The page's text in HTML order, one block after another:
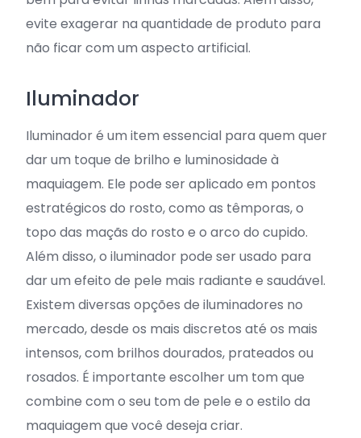
evite exagerar na quantidade de produto para
não ficar com um aspecto artificial.
Iluminador
Iluminador é um item essencial para quem quer
dar um toque de brilho e luminosidade à
maquiagem. Ele pode ser aplicado em pontos
estratégicos do rosto, como as têmporas, o
topo das maçãs do rosto e o arco do cupido.
Além disso, o iluminador pode ser usado para
dar um efeito de pele mais radiante e saudável.
Existem diversas opções de iluminadores no
mercado, desde os mais discretos até os mais
intensos, com brilhos dourados, prateados ou
rosados. É importante escolher um tom que
combine com o seu tom de pele e o estilo da
maquiagem que você deseja criar.